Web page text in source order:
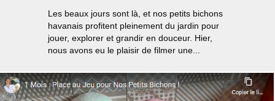
Les beaux jours sont là, et nos petits bichons
havanais profitent pleinement du jardin pour
jouer, explorer et grandir en douceur. Hier,
nous avons eu le plaisir de filmer une...